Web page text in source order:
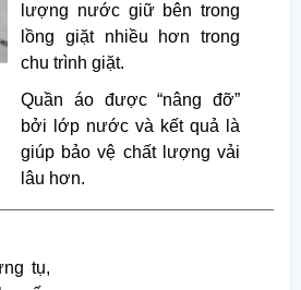
lượng nước giữ bên trong
lồng giặt nhiều hơn trong
chu trình giặt.
Quần áo được “nâng đỡ”
bởi lớp nước và kết quả là
giúp bảo vệ chất lượng vải
lâu hơn.
tụ,